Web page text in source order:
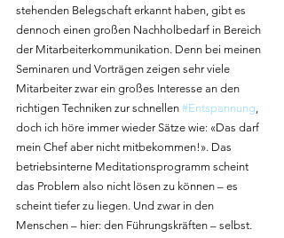
stehenden Belegschaft erkannt haben, gibt es
dennoch einen großen Nachholbedarf in Bereich
der Mitarbeiterkommunikation. Denn bei meinen
Seminaren und Vorträgen zeigen sehr viele
Mitarbeiter zwar ein großes Interesse an den
richtigen Techniken zur schnellen #Entspannung,
doch ich höre immer wieder Sätze wie: «Das darf
mein Chef aber nicht mitbekommen!». Das
betriebsinterne Meditationsprogramm scheint
das Problem also nicht lösen zu können – es
scheint tiefer zu liegen. Und zwar in den
Menschen – hier: den Führungskräften – selbst.